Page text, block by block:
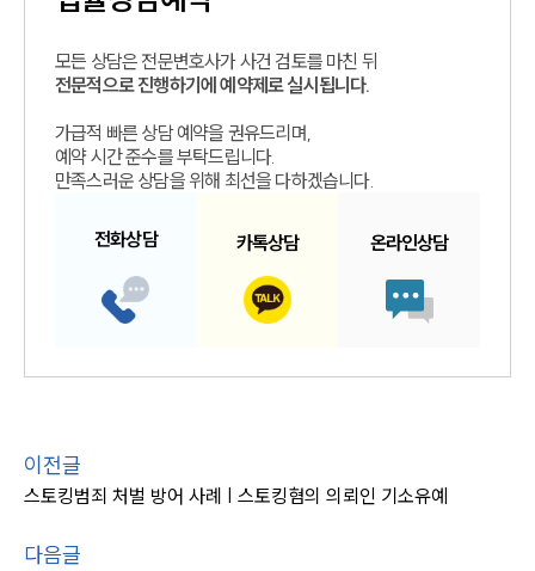
모든 상담은 전문변호사가 사건 검토를 마친 뒤
전문적으로 진행하기에 예약제로 실시됩니다.
가급적 빠른 상담 예약을 권유드리며,
예약 시간 준수를 부탁드립니다.
만족스러운 상담을 위해 최선을 다하겠습니다.
전화상담 카톡상담 온라인상담
이전글
스토킹범죄 처벌 방어 사례 | 스토킹혐의 의뢰인 기소유예
다음글